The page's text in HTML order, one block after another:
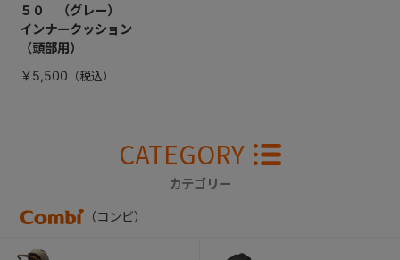
５０ （グレー）
インナークッション
（頭部用）
￥5,500
CATEGORY
カテゴリー
（コンビ）